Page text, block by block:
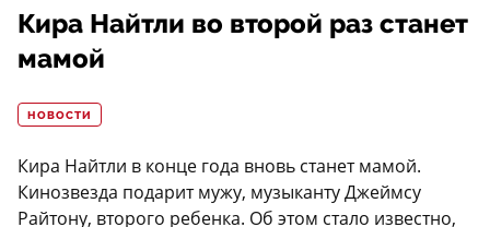
Кира Найтли во второй раз станет
мамой
НОВОСТИ
Кира Найтли в конце года вновь станет мамой.
Кинозвезда подарит мужу, музыканту Джеймсу
Райтону, второго ребенка. Об этом стало известно,